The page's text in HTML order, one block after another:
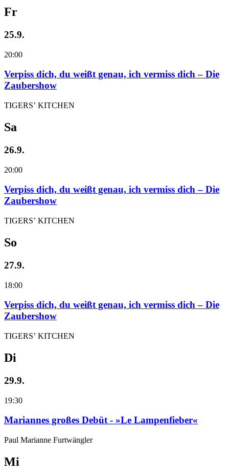
Fr
25.9.
20:00
Verpiss dich, du weißt genau, ich vermiss dich – Die
Zaubershow
TIGERS’ KITCHEN
Sa
26.9.
20:00
Verpiss dich, du weißt genau, ich vermiss dich – Die
Zaubershow
TIGERS’ KITCHEN
So
27.9.
18:00
Verpiss dich, du weißt genau, ich vermiss dich – Die
Zaubershow
TIGERS’ KITCHEN
Di
29.9.
19:30
Mariannes großes Debüt - »Le Lampenfieber«
Paul Marianne Furtwängler
Mi